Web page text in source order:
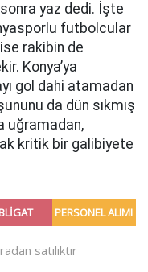
yaz dedi. İşte
futbolcular
rakibin de
Konya’ya
gol dahi atamadan
da dün sıkmış
uğramadan,
kritik bir galibiyete